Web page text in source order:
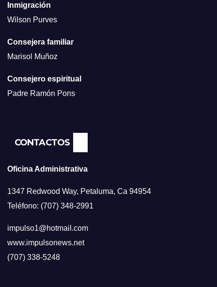
Inmigración
Wilson Purves
Consejera familiar
Marisol Muñoz
Consejero espiritual
Padre Ramón Pons
CONTACTOS
Oficina Administrativa
1347 Redwood Way, Petaluma, Ca 94954
Teléfono: (707) 348-2991
impulso1@hotmail.com
www.impulsonews.net
(707) 338-5248